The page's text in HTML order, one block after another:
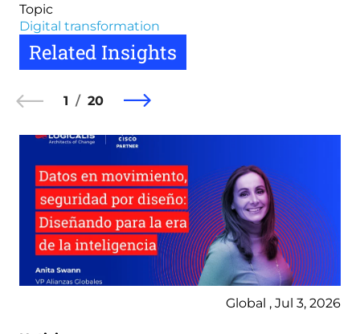
Topic
Digital transformation
Related Insights
1 20
Global , Jul 3, 2026